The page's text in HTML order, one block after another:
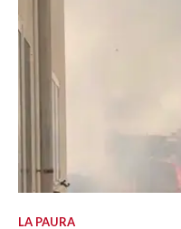
LA PAURA